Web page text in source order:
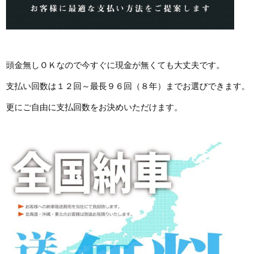
頭金無しＯＫなので今すぐに現金が無くても大丈夫です。
支払い回数は１２回～最長９６回（８年）までお選びできます。
更にご自由に支払回数をお決めいただけます。